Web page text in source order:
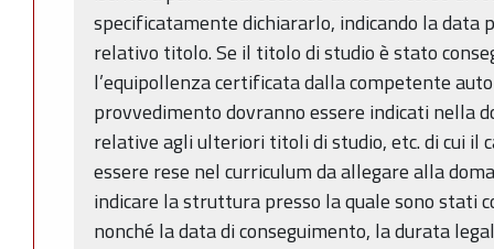
specificatamente dichiararlo, indicando la data
relativo titolo. Se il titolo di studio è stato
l’equipollenza certificata dalla competente
provvedimento dovranno essere indicati nella
relative agli ulteriori titoli di studio, etc. di cui il
essere rese nel curriculum da allegare alla
indicare la struttura presso la quale sono stati
nonché la data di conseguimento, la durata